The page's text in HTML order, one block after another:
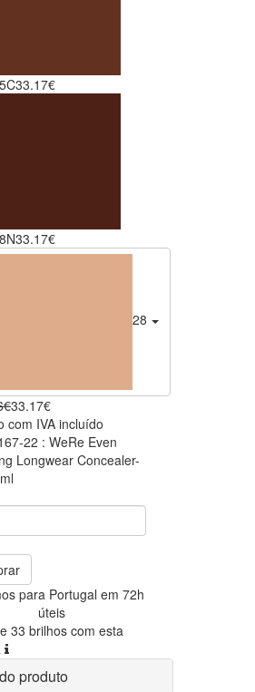
33.17€
33.17€
280C
33.17€
com IVA incluído
22 : WeRe Even
Longwear Concealer-
para Portugal em 72h
úteis
33 brilhos com esta
produto